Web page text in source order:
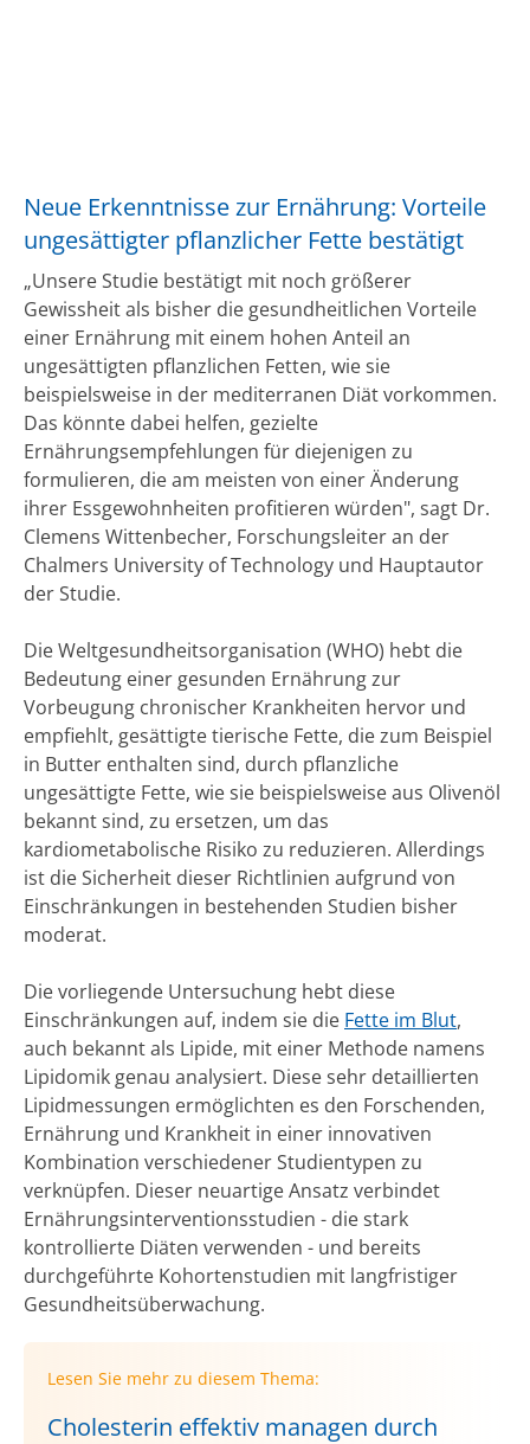
Neue Erkenntnisse zur Ernährung: Vorteile
ungesättigter pflanzlicher Fette bestätigt
„Unsere Studie bestätigt mit noch größerer
Gewissheit als bisher die gesundheitlichen Vorteile
einer Ernährung mit einem hohen Anteil an
ungesättigten pflanzlichen Fetten, wie sie
beispielsweise in der mediterranen Diät vorkommen.
Das könnte dabei helfen, gezielte
Ernährungsempfehlungen für diejenigen zu
formulieren, die am meisten von einer Änderung
ihrer Essgewohnheiten profitieren würden", sagt Dr.
Clemens Wittenbecher, Forschungsleiter an der
Chalmers University of Technology und Hauptautor
der Studie.
Die Weltgesundheitsorganisation (WHO) hebt die
Bedeutung einer gesunden Ernährung zur
Vorbeugung chronischer Krankheiten hervor und
empfiehlt, gesättigte tierische Fette, die zum Beispiel
in Butter enthalten sind, durch pflanzliche
ungesättigte Fette, wie sie beispielsweise aus Olivenöl
bekannt sind, zu ersetzen, um das
kardiometabolische Risiko zu reduzieren. Allerdings
ist die Sicherheit dieser Richtlinien aufgrund von
Einschränkungen in bestehenden Studien bisher
moderat.
Die vorliegende Untersuchung hebt diese
Einschränkungen auf, indem sie die Fette im Blut,
auch bekannt als Lipide, mit einer Methode namens
Lipidomik genau analysiert. Diese sehr detaillierten
Lipidmessungen ermöglichten es den Forschenden,
Ernährung und Krankheit in einer innovativen
Kombination verschiedener Studientypen zu
verknüpfen. Dieser neuartige Ansatz verbindet
Ernährungsinterventionsstudien - die stark
kontrollierte Diäten verwenden - und bereits
durchgeführte Kohortenstudien mit langfristiger
Gesundheitsüberwachung.
Lesen Sie mehr zu diesem Thema:
Cholesterin effektiv managen durch